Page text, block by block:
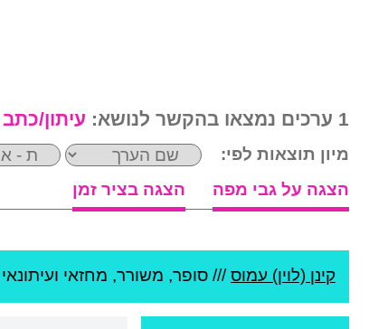
1 ערכים נמצאו בהקשר לנושא: עיתון/
מיון תוצאות לפי:
הצגה על גבי מפה
הצגה בציר זמן
קינן (לוין) עמוס/// סופר, משורר, מחזאי